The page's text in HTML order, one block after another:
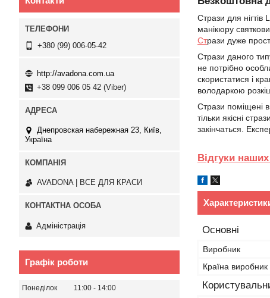
Стрази для нігтів
манікюру
Стрази дуже
Стрази даного
не потрібно
скористатися і
володаркою
Стрази поміщені
тільки якісні
закінчаться.
Відгуки наших
Основні
Виробник
Країна виробник
+380 (99) 006-05-42
http://avadona.com.ua
+38 099 006 05 42 (Viber)
Днепровская набережная 23, Київ,
Україна
AVADONA | ВСЕ ДЛЯ КРАСИ
Адміністрація
Графік роботи
Понеділок 11:00
14:00